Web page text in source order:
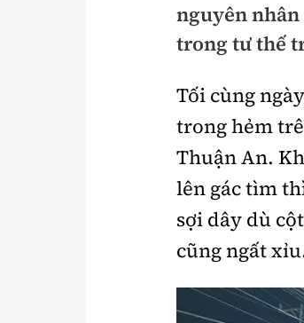
An ninh hình sựnguyên
trong tư thế
Tối cùng
trong hẻm
Thuận An.
lên gác tìm
sợi dây dù
cũng ngất